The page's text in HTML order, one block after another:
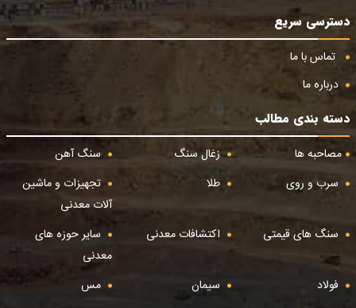
دسترسی سریع
تماس با ما
درباره ما
دسته بندی مطالب
مصاحبه ها
زغال سنگ
سنگ آهن
سرب و روی
طلا
تجهیزات و ماشین
آلات معدنی
سنگ های قیمتی
اکتشافات معدنی
سایر حوزه های
معدنی
فولاد
سیمان
مس